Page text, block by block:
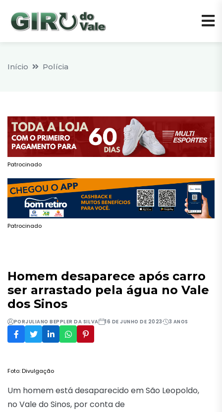
Início Polícia
Patrocinado
Patrocinado
Homem desaparece após carro
ser arrastado pela água no Vale
dos Sinos
PORJULIANO BEPPLER DA SILVA 16 DE JUNHO DE 2023 3 ANOS
Foto: Divulgação
Um homem está desaparecido em São Leopoldo,
no Vale do Sinos, por conta de